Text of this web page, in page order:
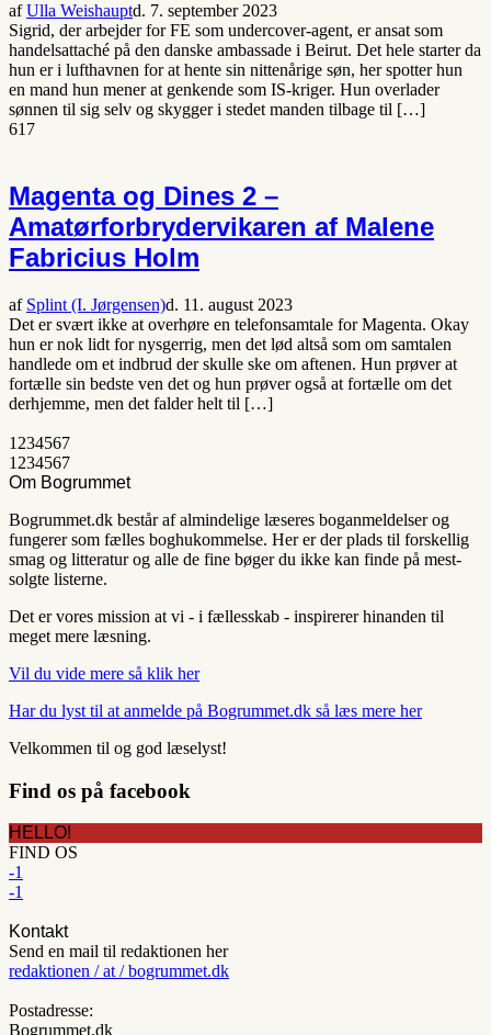
afUlla Weishauptd. 7. september 2023
Sigrid, der arbejder for FE som undercover-agent, er ansat som
handelsattaché på den danske ambassade i Beirut. Det hele starter da
hun er i lufthavnen for at hente sin nittenårige søn, her spotter hun
en mand hun mener at genkende som IS-kriger. Hun overlader
sønnen til sig selv og skygger i stedet manden tilbage til […]
617
Magenta og Dines 2 –
Amatørforbrydervikaren af Malene
Fabricius Holm
af Splint (I. Jørgensen)d. 11. august 2023
Det er svært ikke at overhøre en telefonsamtale for Magenta. Okay
hun er nok lidt for nysgerrig, men det lød altså som om samtalen
handlede om et indbrud der skulle ske om aftenen. Hun prøver at
fortælle sin bedste ven det og hun prøver også at fortælle om det
derhjemme, men det falder helt til […]
1 234567
1 234567
Om Bogrummet
Bogrummet.dk består af almindelige læseres boganmeldelser og
fungerer som fælles boghukommelse. Her er der plads til forskellig
smag og litteratur og alle de fine bøger du ikke kan finde på mest-
solgte listerne.
Det er vores mission at vi - i fællesskab - inspirerer hinanden til
meget mere læsning.
Vil du vide mere så klik her
Har du lyst til at anmelde på Bogrummet.dk så læs mere her
Velkommen til og god læselyst!
Find os på facebook
HELLO!
FIND OS
-1
-1
Kontakt
Send en mail til redaktionen her
redaktionen / at / bogrummet.dk
Postadresse:
Bogrummet.dk